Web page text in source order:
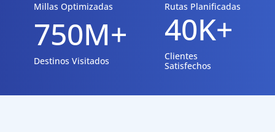
Millas Optimizadas
750M+
Destinos Visitados
Rutas Planificadas
40K+
Clientes
Satisfechos